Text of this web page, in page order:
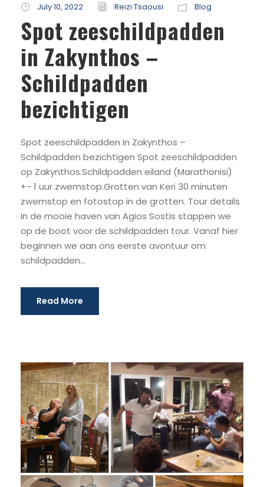
July 10, 2022 Reizi Tsaousi Blog
Spot zeeschildpadden
in Zakynthos –
Schildpadden
bezichtigen
Spot zeeschildpadden in Zakynthos –
Schildpadden bezichtigen Spot zeeschildpadden
op Zakynthos.Schildpadden eiland (Marathonisi)
+- 1 uur zwemstop.Grotten van Keri 30 minuten
zwemstop en fotostop in de grotten. Tour details
In de mooie haven van Agios Sostis stappen we
op de boot voor de schildpadden tour. Vanaf hier
beginnen we aan ons eerste avontuur om
schildpadden...
Read More